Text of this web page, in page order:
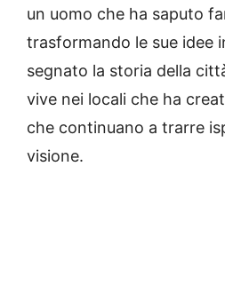
un uomo che ha saputo
trasformando le sue idee
segnato la storia della
vive nei locali che ha
che continuano a trarre
visione.